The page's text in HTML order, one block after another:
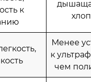
к
Менее
к
чем